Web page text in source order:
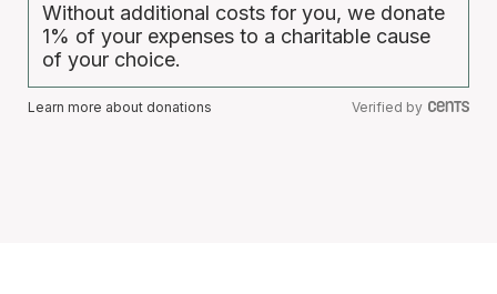
Without additional costs for you, we donate
1% of your expenses to a charitable cause
of your choice.
Learn more about donations Verified by